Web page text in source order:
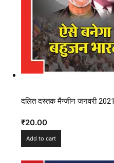
दलित दस्तक मैग्जीन जनवरी 2021
₹20.00
Add to cart